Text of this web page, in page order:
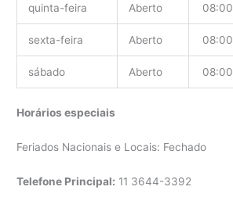
quinta-feira Aberto 08:00
sexta-feira Aberto 08:00
sábado Aberto 08:00
Horários especiais
Feriados Nacionais e Locais: Fechado
Telefone Principal: 11 3644-3392